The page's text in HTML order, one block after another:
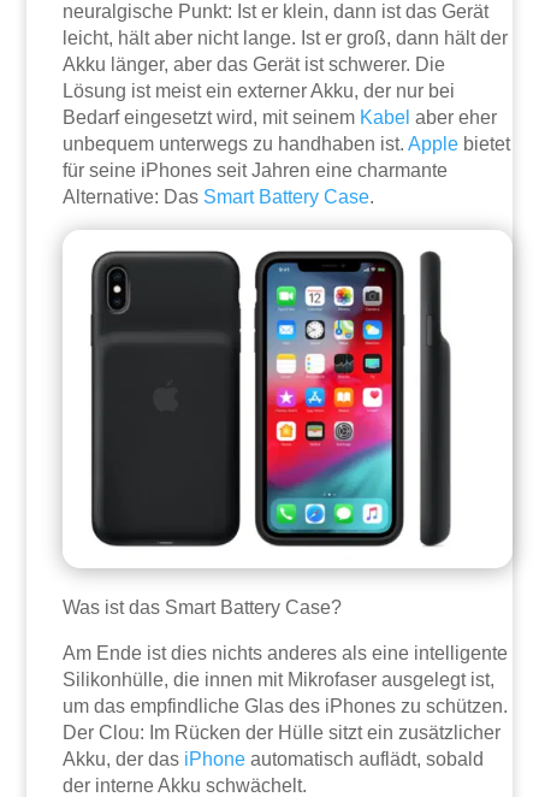
neuralgische Punkt: Ist er klein, dann ist das Gerät
leicht, hält aber nicht lange. Ist er groß, dann hält der
Akku länger, aber das Gerät ist schwerer. Die
Lösung ist meist ein externer Akku, der nur bei
Bedarf eingesetzt wird, mit seinem Kabel aber eher
unbequem unterwegs zu handhaben ist.Apple bietet
für seine iPhones seit Jahren eine charmante
Alternative: Das Smart Battery Case.
Was ist das Smart Battery Case?
Am Ende ist dies nichts anderes als eine intelligente
Silikonhülle, die innen mit Mikrofaser ausgelegt ist,
um das empfindliche Glas des iPhones zu schützen.
Der Clou: Im Rücken der Hülle sitzt ein zusätzlicher
Akku, der das iPhone automatisch auflädt, sobald
der interne Akku schwächelt.